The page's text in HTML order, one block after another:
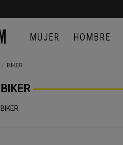
MUJER HOMBRE
BIKER
BIKER
BIKER